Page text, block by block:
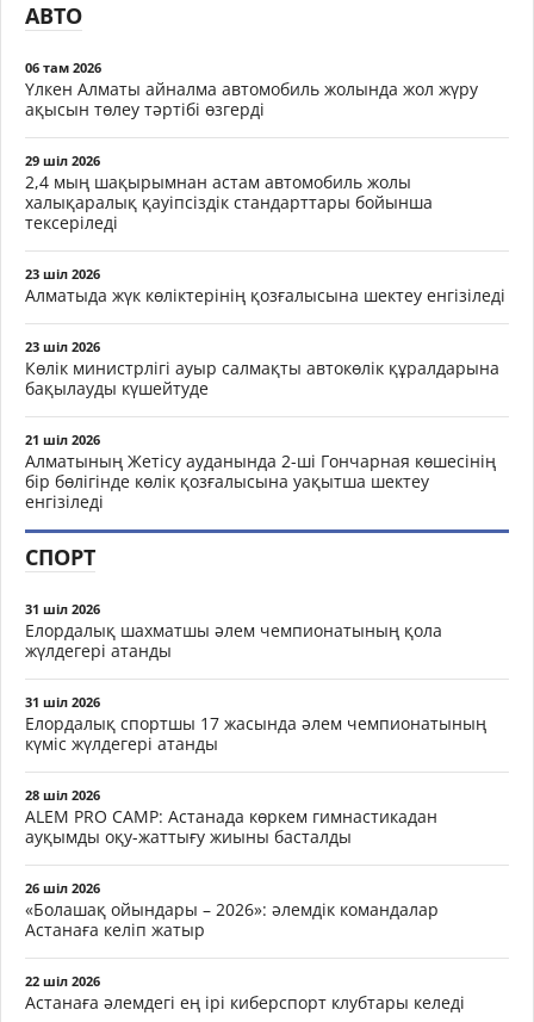
АВТО
06 там 2026
Үлкен Алматы айналма автомобиль жолында жол жүру
ақысын төлеу тәртібі өзгерді
29 шіл 2026
2,4 мың шақырымнан астам автомобиль жолы
халықаралық қауіпсіздік стандарттары бойынша
тексеріледі
23 шіл 2026
Алматыда жүк көліктерінің қозғалысына шектеу енгізіледі
23 шіл 2026
Көлік министрлігі ауыр салмақты автокөлік құралдарына
бақылауды күшейтуде
21 шіл 2026
Алматының Жетісу ауданында 2-ші Гончарная көшесінің
бір бөлігінде көлік қозғалысына уақытша шектеу
енгізіледі
СПОРТ
31 шіл 2026
Елордалық шахматшы әлем чемпионатының қола
жүлдегері атанды
31 шіл 2026
Елордалық спортшы 17 жасында әлем чемпионатының
күміс жүлдегері атанды
28 шіл 2026
ALEM PRO CAMP: Астанада көркем гимнастикадан
ауқымды оқу-жаттығу жиыны басталды
26 шіл 2026
«Болашақ ойындары – 2026»: әлемдік командалар
Астанаға келіп жатыр
22 шіл 2026
Астанаға әлемдегі ең ірі киберспорт клубтары келеді